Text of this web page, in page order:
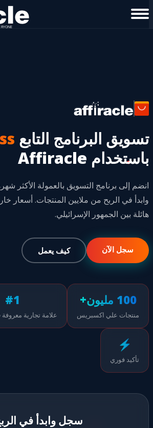
تسويق البرنامج التابع
باستخدام Affiracle
وابدأ في الربح من ملايين المنتجات. أسعار
هائلة بين الجمهور الإسرائيلي.
سجل الآن كيف يعمل
100 مليون+
منتجات علي اكسبريس
#1
علامة تجارية
⚡
تأكيد فوري
سجل وابدأ في